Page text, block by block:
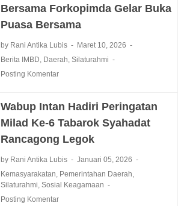
Bersama Forkopimda Gelar Buka
Puasa Bersama
by Rani Antika Lubis
Maret 10, 2026
Berita IMBD Daerah Silaturahmi
Posting Komentar
Wabup Intan Hadiri Peringatan
Milad Ke-6 Tabarok Syahadat
Rancagong Legok
by Rani Antika Lubis
Januari 05, 2026
Kemasyarakatan Pemerintahan Daerah
Silaturahmi Sosial Keagamaan
Posting Komentar